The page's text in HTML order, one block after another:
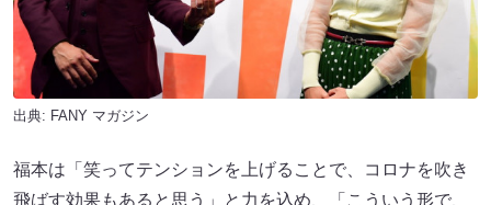
出典: FANY マガジン
福本は「笑ってテンションを上げることで、コロナを吹き
飛ばす効果もあると思う」と力を込め、「こういう形で、